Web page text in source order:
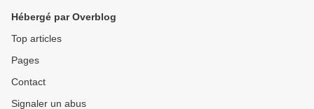
Hébergé par Overblog
Top articles
Pages
Contact
Signaler un abus